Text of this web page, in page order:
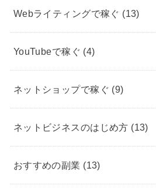
Webライティングで稼ぐ (13)
YouTubeで稼ぐ (4)
ネットショップで稼ぐ (9)
ネットビジネスのはじめ方 (13)
おすすめの副業 (13)